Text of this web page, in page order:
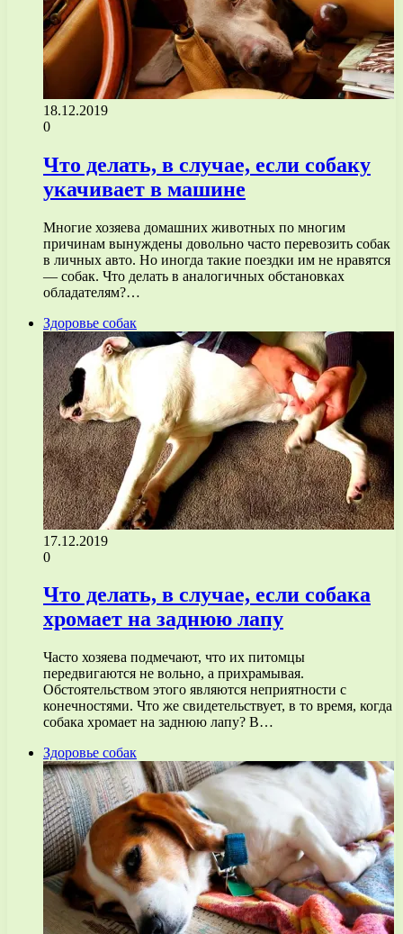
18.12.2019
0
Что делать, в случае, если собаку
укачивает в машине
Многие хозяева домашних животных по многим
причинам вынуждены довольно часто перевозить собак
в личных авто. Но иногда такие поездки им не нравятся
— собак. Что делать в аналогичных обстановках
обладателям?…
Здоровье собак
17.12.2019
0
Что делать, в случае, если собака
хромает на заднюю лапу
Часто хозяева подмечают, что их питомцы
передвигаются не вольно, а прихрамывая.
Обстоятельством этого являются неприятности с
конечностями. Что же свидетельствует, в то время, когда
собака хромает на заднюю лапу? В…
Здоровье собак